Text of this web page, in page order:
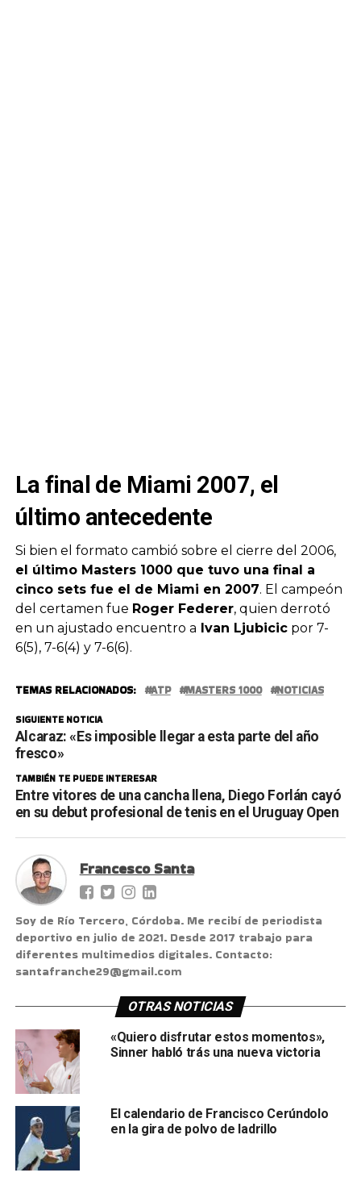
La final de Miami 2007, el
último antecedente
Si bien el formato cambió sobre el cierre del 2006,
el último Masters 1000 que tuvo una final a
cinco sets fue el de Miami en 2007. El campeón
del certamen fue Roger Federer, quien derrotó
en un ajustado encuentro a Ivan Ljubicicpor 7-
6(5), 7-6(4) y 7-6(6).
TEMAS RELACIONADOS: ATP MASTERS 1000 NOTICIAS
SIGUIENTE NOTICIA
Alcaraz: «Es imposible llegar a esta parte del año
fresco»
TAMBIÉN TE PUEDE INTERESAR
Entre vitores de una cancha llena, Diego Forlán cayó
en su debut profesional de tenis en el Uruguay Open
Francesco Santa
Soy de Río Tercero, Córdoba. Me recibí de periodista
deportivo en julio de 2021. Desde 2017 trabajo para
diferentes multimedios digitales. Contacto:
santafranche29@gmail.com
OTRAS NOTICIAS
«Quiero disfrutar estos momentos»,
Sinner habló trás una nueva victoria
El calendario de Francisco Cerúndolo
en la gira de polvo de ladrillo